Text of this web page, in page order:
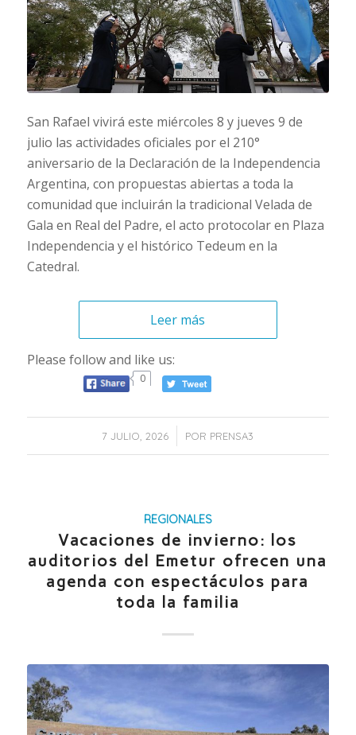
San Rafael vivirá este miércoles 8 y jueves 9 de
julio las actividades oficiales por el 210°
aniversario de la Declaración de la Independencia
Argentina, con propuestas abiertas a toda la
comunidad que incluirán la tradicional Velada de
Gala en Real del Padre, el acto protocolar en Plaza
Independencia y el histórico Tedeum en la
Catedral.
Leer más
Please follow and like us:
0
7 JULIO, 2026
/ POR PRENSA3
REGIONALES
Vacaciones de invierno: los
auditorios del Emetur ofrecen una
agenda con espectáculos para
toda la familia